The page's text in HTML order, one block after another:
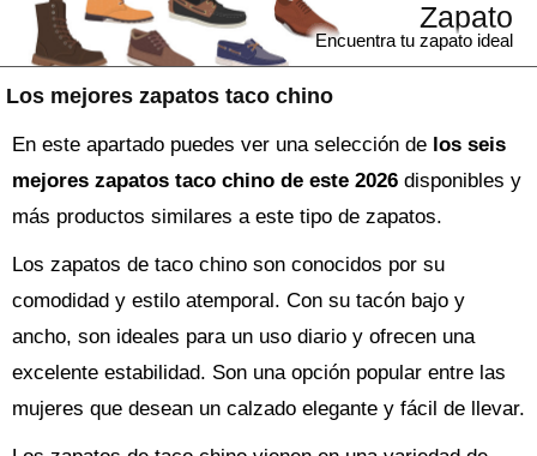
Los mejores zapatos taco chino
Zapato
Encuentra tu zapato ideal
En este apartado puedes ver una selección de los seis
mejores zapatos taco chino de este 2026 disponibles y
más productos similares a este tipo de zapatos.
Los zapatos de taco chino son conocidos por su
comodidad y estilo atemporal. Con su tacón bajo y
ancho, son ideales para un uso diario y ofrecen una
excelente estabilidad. Son una opción popular entre las
mujeres que desean un calzado elegante y fácil de llevar.